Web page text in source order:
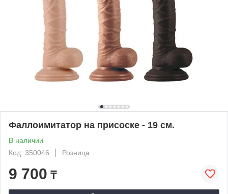
Фаллоимитатор на присоске - 19 см.
В наличии
Код: 350046
Розница
9 700 ₸